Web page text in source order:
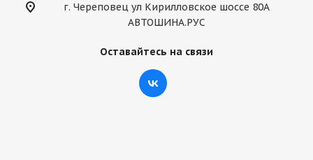
г. Череповец ул Кирилловское шоссе 80А
АВТОШИНА.РУС
Оставайтесь на связи